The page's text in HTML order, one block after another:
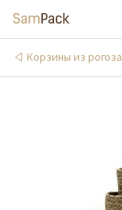
Корзины из рогоза